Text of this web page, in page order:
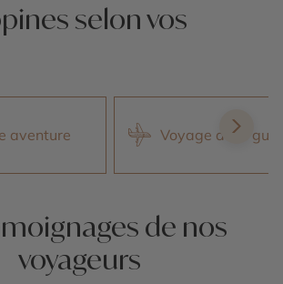
selon vos
aventure Voyage avec
de nos
voyageurs